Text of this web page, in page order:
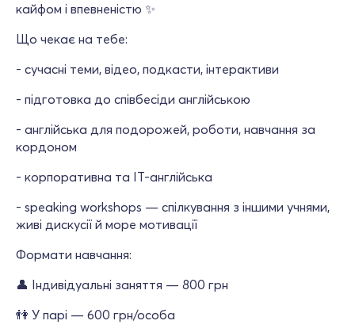
кайфом і впевненістю ✨
Що чекає на тебе:
- сучасні теми, відео, подкасти, інтерактиви
- підготовка до співбесіди англійською
- англійська для подорожей, роботи, навчання за
кордоном
- корпоративна та IT-англійська
- speaking workshops — спілкування з іншими учнями,
живі дискусії й море мотивації
Формати навчання:
👤 Індивідуальні заняття — 800 грн
👫 У парі — 600 грн/особа